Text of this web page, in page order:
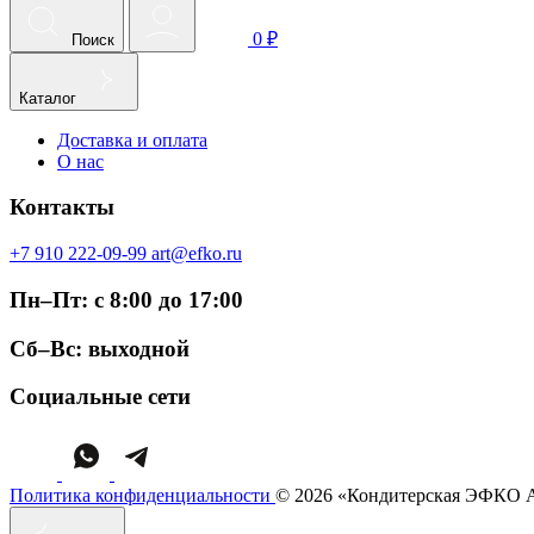
Поиск 0 ₽
Каталог
Доставка и оплата
О нас
Контакты
+7 910 222-09-99 art@efko.ru
Пн–Пт: с 8:00 до 17:00
Сб–Вс: выходной
Социальные сети
Политика конфиденциальности © 2026 «Кондитерская ЭФКО